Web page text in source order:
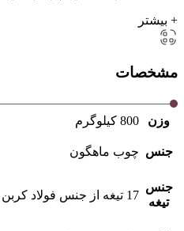
+ بیشتر
مشخصات
وزن 800 کیلوگرم
جنس چوب ماهگون
جنس
تیغه
17 تیغه از جنس فولاد کربن با حک نت